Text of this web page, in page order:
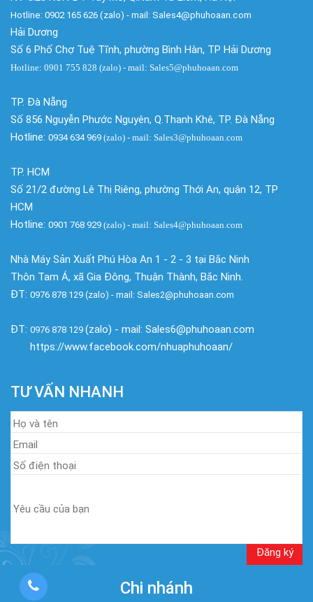
Hotline: 0902 165 626 (zalo) - mail: Sales4@phuhoaan.com
Hải Dương
Số 6 Phố Chợ Tuệ Tĩnh, phường Bình Hàn, TP Hải Dương
Hotline: 0901 755 828 (zalo) - mail: Sales5@phuhoaan.com
TP. Đà Nẵng
Số 856 Nguyễn Phước Nguyên, Q.Thanh Khê, TP. Đà Nẵng
Hotline: 0934 634 969 (zalo) - mail: Sales3@phuhoaan.com
TP. HCM
Số 21/2 đường Lê Thị Riêng, phường Thới An, quận 12, TP
HCM
Hotline: 0901 768 929 (zalo) - mail: Sales4@phuhoaan.com
Nhà Máy Sản Xuất Phú Hòa An 1 - 2 - 3 tại Bắc Ninh
Thôn Tam Á, xã Gia Đông, Thuận Thành, Bắc Ninh.
ĐT: 0976 878 129 (zalo) - mail: Sales2@phuhoaan.com
ĐT: 0976 878 129 (zalo) - mail: Sales6@phuhoaan.com
https://www.facebook.com/nhuaphuhoaan/
TƯ VẤN NHANH
Chi nhánh